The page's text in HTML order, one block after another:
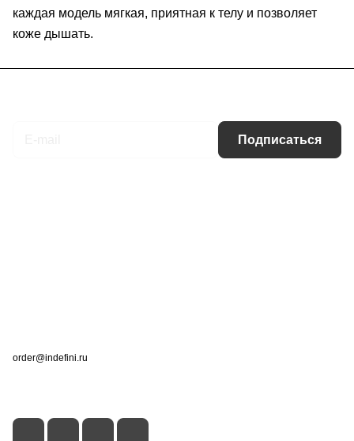
каждая модель мягкая, приятная к телу и позволяет
коже дышать.
Подписаться
order@indefini.ru